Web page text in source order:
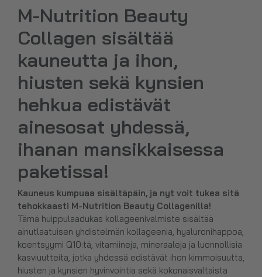
M-Nutrition Beauty
Collagen sisältää
kauneutta ja ihon,
hiusten sekä kynsien
hehkua edistävät
ainesosat yhdessä,
ihanan mansikkaisessa
paketissa!
Kauneus kumpuaa sisältäpäin, ja nyt voit tukea sitä
tehokkaasti M-Nutrition Beauty Collagenilla!
Tämä huippulaadukas kollageenivalmiste sisältää
ainutlaatuisen yhdistelmän kollageenia, hyaluronihappoa,
koentsyymi Q10:tä, vitamiineja, mineraaleja ja luonnollisia
kasviuutteita, jotka yhdessä edistävät ihon kimmoisuutta,
hiusten ja kynsien hyvinvointia sekä kokonaisvaltaista